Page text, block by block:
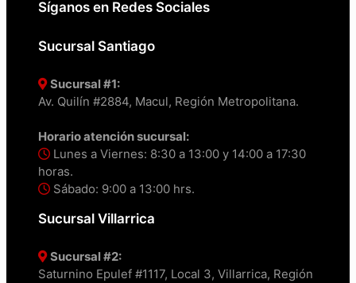
Síganos en Redes Sociales
Sucursal Santiago
Sucursal #1:
Av. Quilín #2884, Macul, Región Metropolitana.
Horario atención sucursal:
Lunes a Viernes: 8:30 a 13:00 y 14:00 a 17:30
horas.
Sábado: 9:00 a 13:00 hrs.
Sucursal Villarrica
Sucursal #2:
Saturnino Epulef #1117, Local 3, Villarrica, Región